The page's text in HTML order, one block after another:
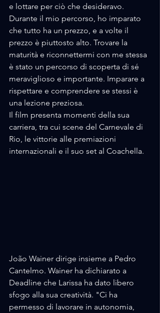
e lottare per ciò che desideravo.
Durante il mio percorso, ho imparato
che tutto ha un prezzo, e a volte il
prezzo è piuttosto alto. Trovare la
maturità e riconnettermi con me stessa
è stato un percorso di scoperta di sé
meraviglioso e importante. Imparare a
rispettare e comprendere se stessi è
una lezione preziosa.
Il film presenta momenti della sua
carriera, tra cui scene del Carnevale di
Rio, le vittorie alle premiazioni
internazionali e il suo set al Coachella.
João Wainer dirige insieme a Pedro
Cantelmo. Wainer ha dichiarato a
Deadline che Larissa ha dato libero
sfogo alla sua creatività. "Ci ha
permesso di lavorare in autonomia,